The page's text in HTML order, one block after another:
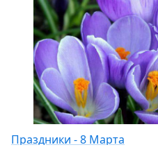
Праздники - 8 Марта